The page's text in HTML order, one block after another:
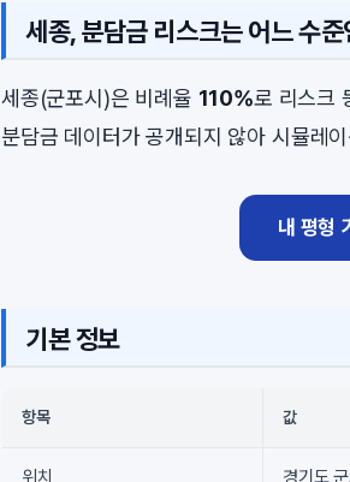
세종, 분담금 리스크는 어느 수
세종(군포시)은 비례율 110%로 리스크
분담금 데이터가 공개되지 않아 시뮬레
내 평형
기본 정보
항목 값
위치 경기도